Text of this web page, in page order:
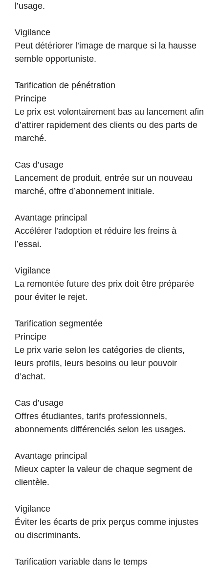
l’usage.
Vigilance
Peut détériorer l’image de marque si la hausse
semble opportuniste.
Tarification de pénétration
Principe
Le prix est volontairement bas au lancement afin
d’attirer rapidement des clients ou des parts de
marché.
Cas d’usage
Lancement de produit, entrée sur un nouveau
marché, offre d’abonnement initiale.
Avantage principal
Accélérer l’adoption et réduire les freins à
l’essai.
Vigilance
La remontée future des prix doit être préparée
pour éviter le rejet.
Tarification segmentée
Principe
Le prix varie selon les catégories de clients,
leurs profils, leurs besoins ou leur pouvoir
d’achat.
Cas d’usage
Offres étudiantes, tarifs professionnels,
abonnements différenciés selon les usages.
Avantage principal
Mieux capter la valeur de chaque segment de
clientèle.
Vigilance
Éviter les écarts de prix perçus comme injustes
ou discriminants.
Tarification variable dans le temps